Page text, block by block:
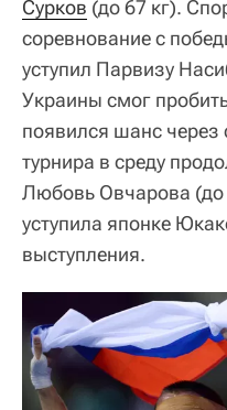
Сурков (до 67 кг).
соревнование с
уступил Парвизу
Украины смог
появился шанс через
турнира в среду
Любовь Овчарова (до
уступила японке
выступления.